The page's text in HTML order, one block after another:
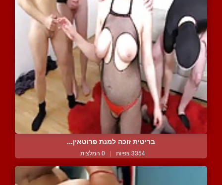
בריטית זוכה למנת פרוטאין...
3354 צפיות | 0 המלצות